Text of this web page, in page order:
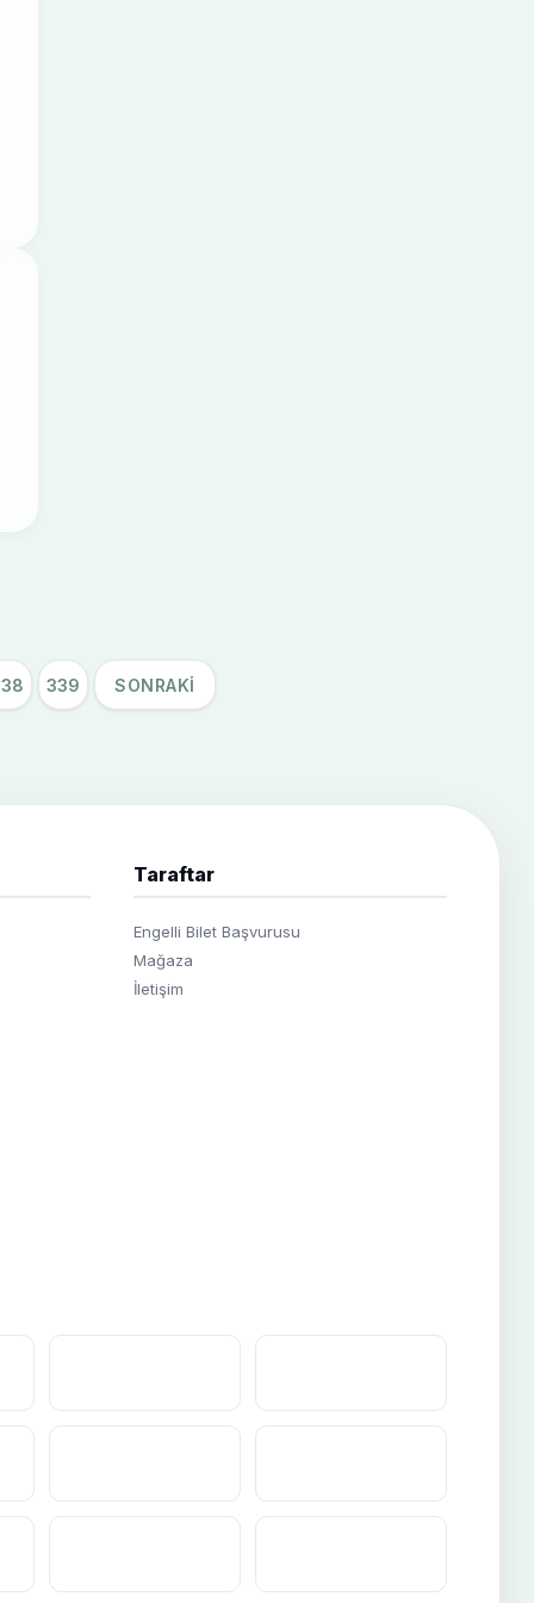
339 SONRAKI
Taraftar
Engelli Bilet Başvurusu
Mağaza
İletişim